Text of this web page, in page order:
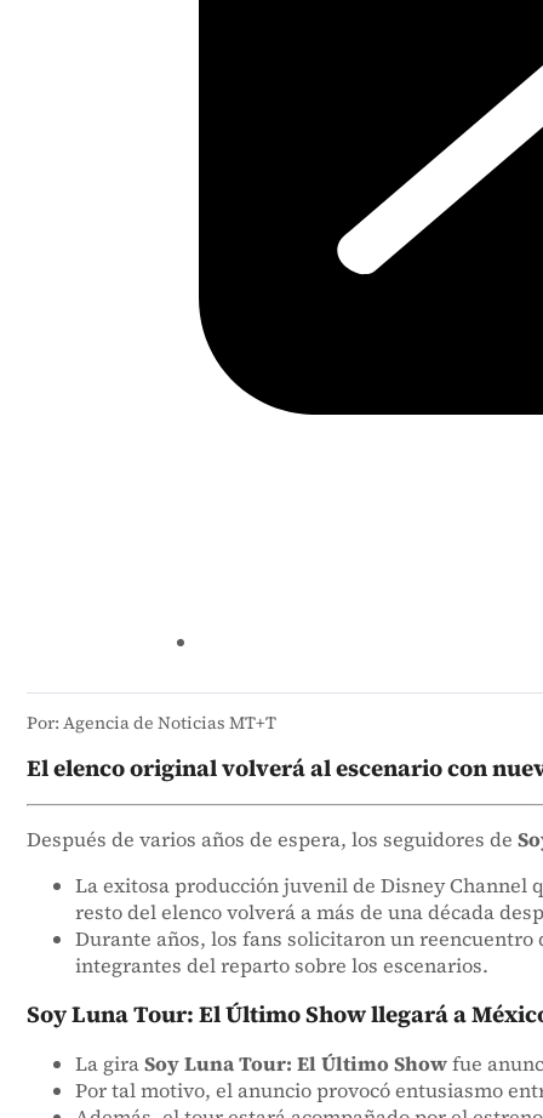
Por: Agencia de Noticias MT+T
El elenco original volverá al escenario con
Después de varios años de espera, los seguidores de
La exitosa producción juvenil de Disney Channel
resto del elenco volverá a más de una década
Durante años, los fans solicitaron un
integrantes del reparto sobre los escenarios.
Soy Luna Tour: El Último Show llegará a
La giraSoy Luna Tour: El Último Showfue
Por tal motivo, el anuncio provocó entusiasmo